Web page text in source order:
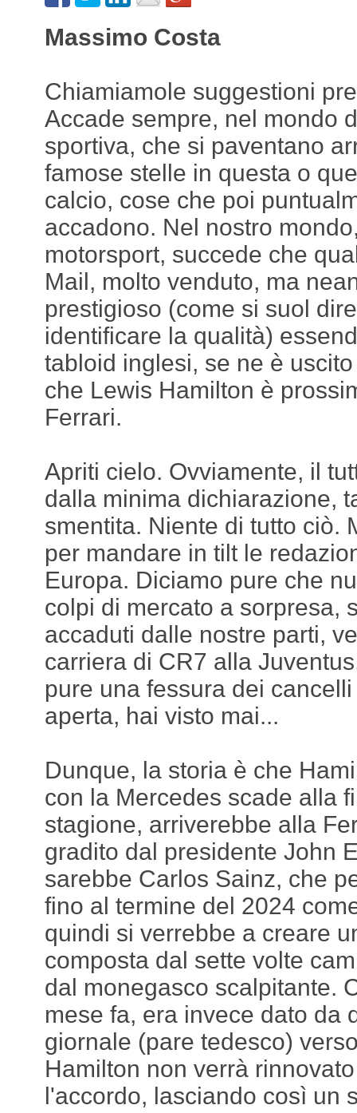
Massimo Costa
Chiamiamole suggestioni
Accade sempre, nel mondo
sportiva, che si paventano
famose stelle in questa o
calcio, cose che poi
accadono. Nel nostro
motorsport, succede che
Mail, molto venduto, ma
prestigioso (come si suol
identificare la qualità)
tabloid inglesi, se ne è
che Lewis Hamilton è
Ferrari.
Apriti cielo. Ovviamente, il
dalla minima dichiarazione,
smentita. Niente di tutto ciò.
per mandare in tilt le
Europa. Diciamo pure che
colpi di mercato a sorpresa,
accaduti dalle nostre parti,
carriera di CR7 alla
pure una fessura dei
aperta, hai visto mai...
Dunque, la storia è che
con la Mercedes scade alla
stagione, arriverebbe alla
gradito dal presidente John
sarebbe Carlos Sainz, che
fino al termine del 2024
quindi si verrebbe a creare
composta dal sette volte
dal monegasco scalpitante.
mese fa, era invece dato da
giornale (pare tedesco)
Hamilton non verrà
l'accordo, lasciando così un